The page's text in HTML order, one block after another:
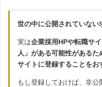
世の中に公開されていない
実は企業採用HPや転職サ
人」がある可能性がある
サイトに登録することをお
もし登録しておけば、非